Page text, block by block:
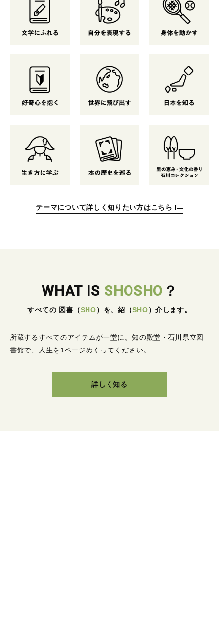
テーマについて詳しく知りたい方はこちら
WHAT IS SHOSHO ？
すべての 図書 （SHO） を、紹 （SHO） 介します。
所蔵するすべてのアイテムが一堂に。 知の殿堂・石川県立図
書館で、人生を1ページめくってください。
詳しく知る